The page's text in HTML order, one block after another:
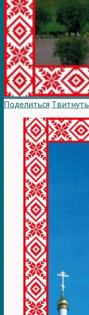
Поделиться Твитнуть